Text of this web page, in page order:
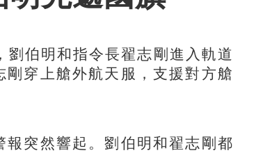
伯明和指令長翟志剛進入軌道
穿上艙外航天服，支援對方艙
突然響起。劉伯明和翟志剛都